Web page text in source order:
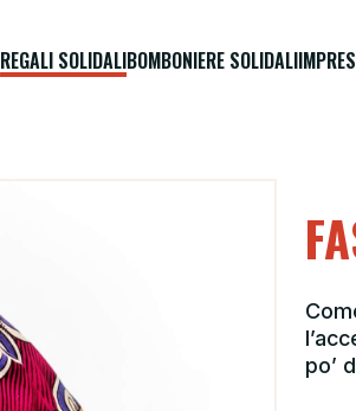
REGALI SOLIDALIBOMBONIERE SOLIDALI
po’